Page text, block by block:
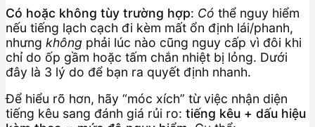
Có hoặc không tùy trường hợp: Có thể nguy hiểm
nếu tiếng lạch cạch đi kèm mất ổn định lái/phanh,
nhưng không phải lúc nào cũng nguy cấp vì đôi khi
chỉ do ốp gầm hoặc tấm chắn nhiệt bị lỏng. Dưới
đây là 3 lý do để bạn ra quyết định nhanh.
Để hiểu rõ hơn, hãy “móc xích” từ việc nhận diện
tiếng kêu sang đánh giá rủi ro: tiếng kêu + dấu hiệu